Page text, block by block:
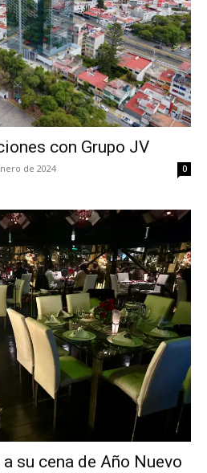
con Grupo JV
de 2024 0
su cena de Año Nuevo